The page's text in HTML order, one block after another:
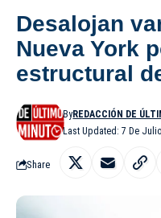
Desalojan
Nueva York
estructural
Last Updated: 7 De
ByREDACCIÓN DE
Share